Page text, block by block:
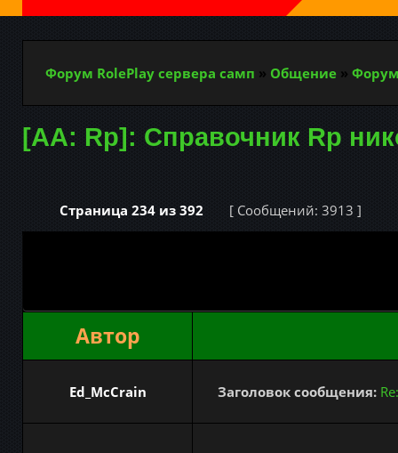
Форум RolePlay сервера самп » Общение »
[AA: Rp]: Справочник Rp
Страница 234 из 392 [ Сообщений: 3913 ]
Автор
Ed_McCrain Заголовок сообщения: